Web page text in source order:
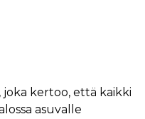
kertoo, että kaikki
asuvalle